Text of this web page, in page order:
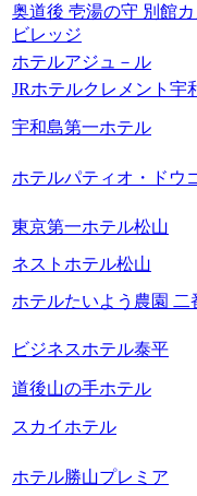
奥道後 壱湯の守 別館
ビレッジ
ホテルアジュ－ル
JRホテルクレメント宇
宇和島第一ホテル
ホテルパティオ・ドウ
東京第一ホテル松山
ネストホテル松山
ホテルたいよう農園 二
ビジネスホテル泰平
道後山の手ホテル
スカイホテル
ホテル勝山プレミア